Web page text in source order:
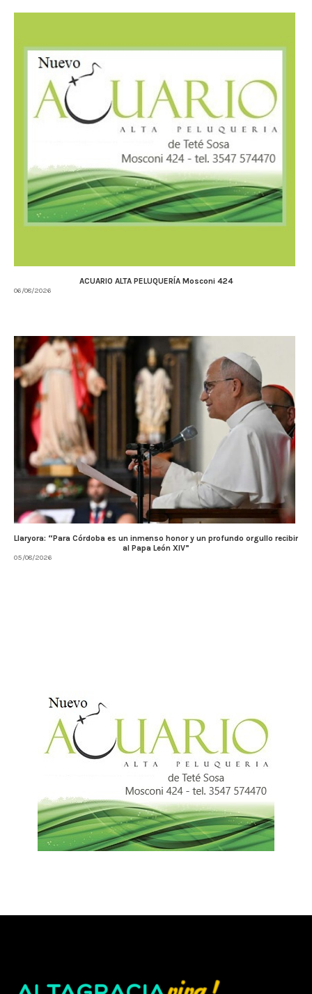
ACUARIO ALTA PELUQUERÍA Mosconi 424
06/08/2026
Llaryora: “Para Córdoba es un inmenso honor y un profundo orgullo recibir
al Papa León XIV”
05/08/2026